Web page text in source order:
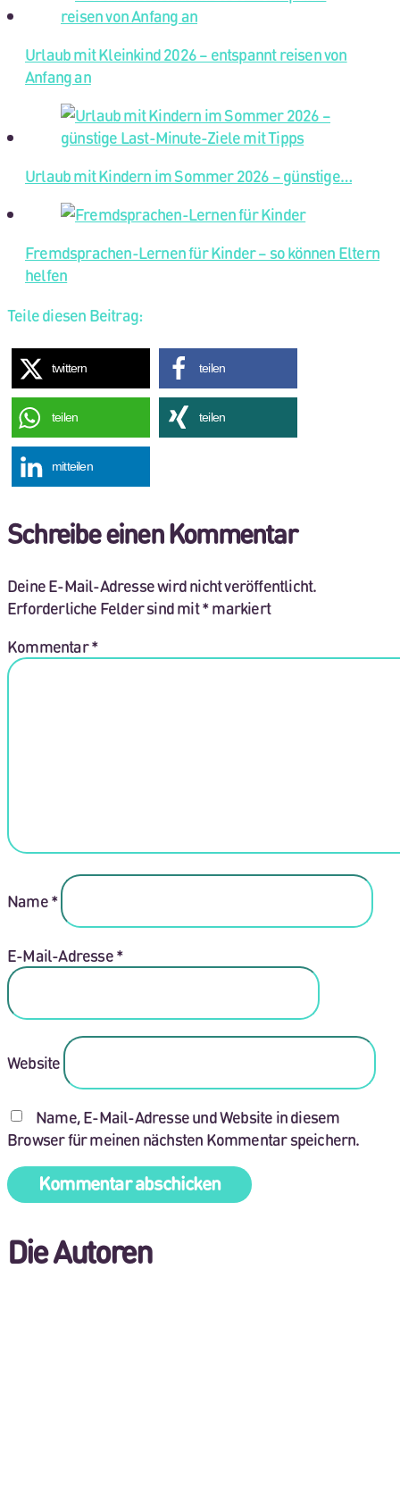
Urlaub mit Kleinkind 2026 – entspannt reisen von
Anfang an
Urlaub mit Kindern im Sommer 2026 – günstige…
Fremdsprachen-Lernen für Kinder – so können Eltern
helfen
Teile diesen Beitrag:
twittern teilen
teilen teilen
mitteilen
Schreibe einen Kommentar
Deine E-Mail-Adresse wird nicht veröffentlicht.
Erforderliche Felder sind mit*markiert
Kommentar*
Name*
E-Mail-Adresse*
Website
Name, E-Mail-Adresse und Website in diesem
Browser für meinen nächsten Kommentar speichern.
Die Autoren